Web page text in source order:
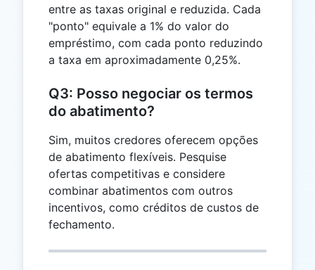
entre as taxas original e reduzida. Cada
"ponto" equivale a 1% do valor do
empréstimo, com cada ponto reduzindo
a taxa em aproximadamente 0,25%.
Q3: Posso negociar os termos
do abatimento?
Sim, muitos credores oferecem opções
de abatimento flexíveis. Pesquise
ofertas competitivas e considere
combinar abatimentos com outros
incentivos, como créditos de custos de
fechamento.